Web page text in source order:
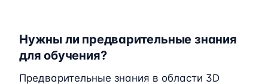
Нужны ли предварительные знания
для обучения?
Предварительные знания в области 3D